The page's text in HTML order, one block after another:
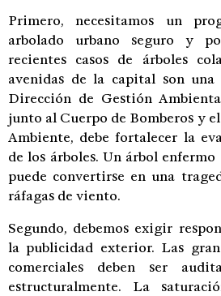
Primero, necesitamos un
arbolado urbano seguro y
recientes casos de árboles
avenidas de la capital son
Dirección de Gestión
junto al Cuerpo de Bomberos y
Ambiente, debe fortalecer la
de los árboles. Un árbol
puede convertirse en una
ráfagas de viento.
Segundo, debemos exigir
la publicidad exterior. Las
comerciales deben ser
estructuralmente. La